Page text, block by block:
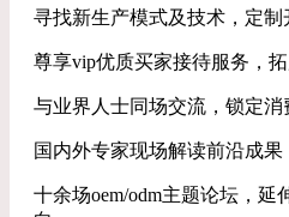
寻找新生产模式及技术，定制
尊享vip优质买家接待服务，拓
与业界人士同场交流，锁定消
国内外专家现场解读前沿成果
十余场oem/odm主题论坛，